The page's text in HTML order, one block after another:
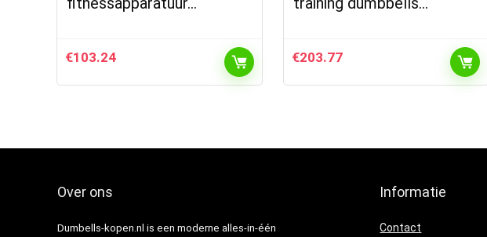
€103.24 €203.77
Over ons
Dumbells-kopen.nl is een moderne alles-in-één
Informatie
Contact